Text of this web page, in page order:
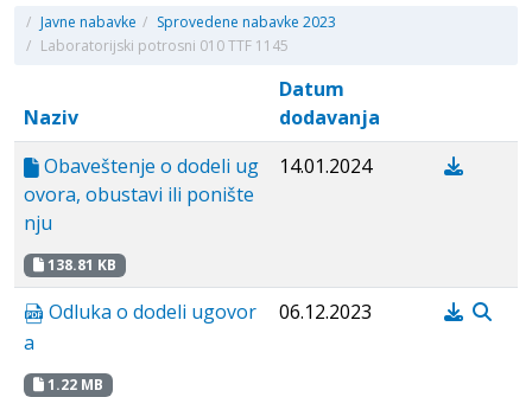
/ Javne nabavke / Sprovedene nabavke 2023
/ Laboratorijski potrosni 010 TTF 1145
Naziv
Datum
dodavanja
Obaveštenje o dodeli ug
ovora, obustavi ili ponište
nju
138.81 KB
14.01.2024
Odluka o dodeli ugovor
a
1.22 MB
06.12.2023